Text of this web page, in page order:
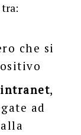
che si
,
ad